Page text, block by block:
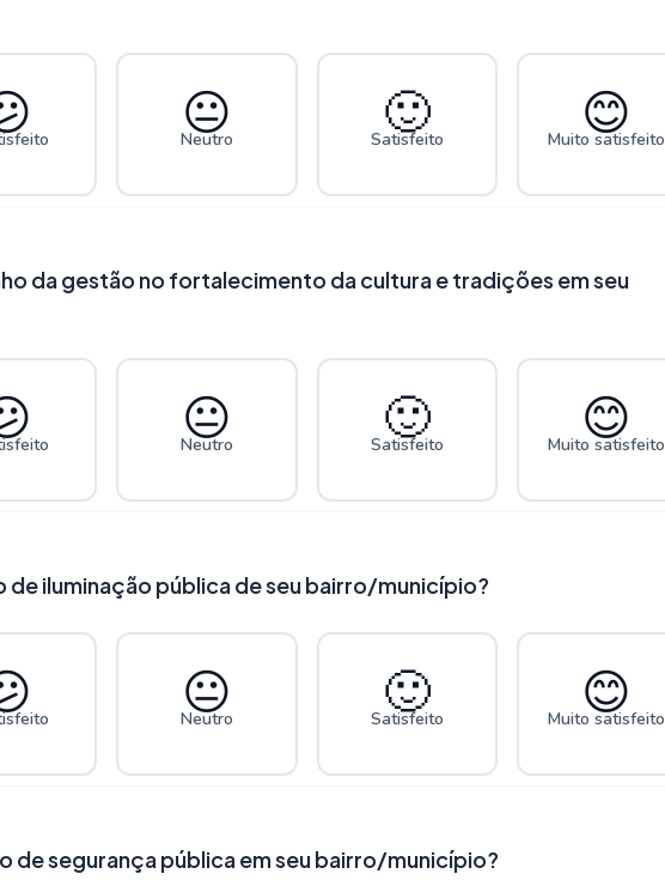
😐
Neutro 🙂
Satisfeito 😊
Muito satisfeito
da gestão no fortalecimento da cultura e tradições em seu
😐
Neutro 🙂
Satisfeito 😊
Muito satisfeito
de iluminação pública de seu bairro/município?
😐
Neutro 🙂
Satisfeito 😊
Muito satisfeito
de segurança pública em seu bairro/município?